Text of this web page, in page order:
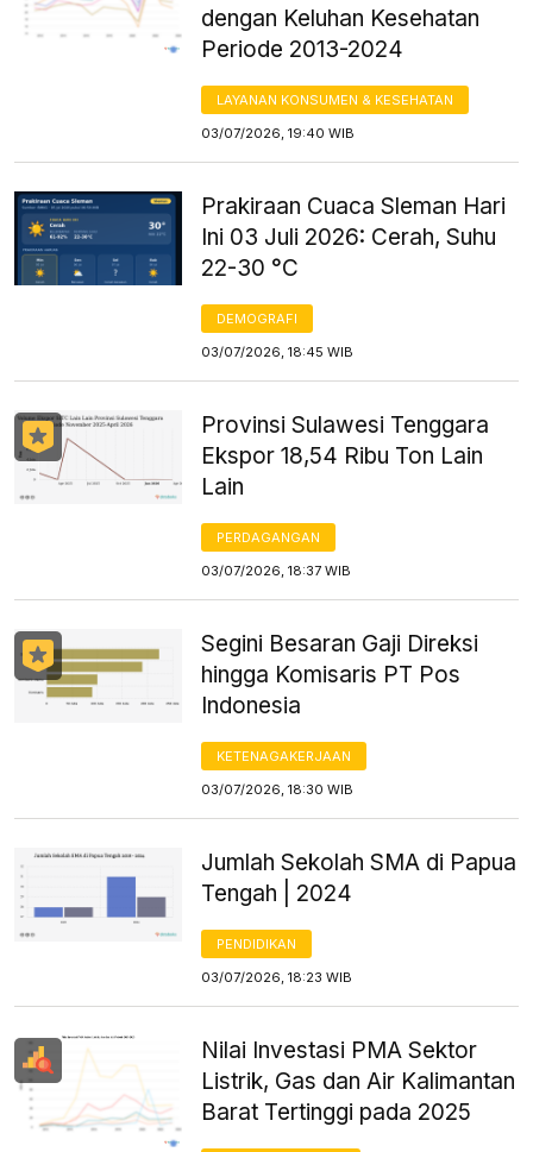
dengan Keluhan Kesehatan
Periode 2013-2024
LAYANAN KONSUMEN & KESEHATAN
03/07/2026, 19:40 WIB
Prakiraan Cuaca Sleman Hari
Ini 03 Juli 2026: Cerah, Suhu
22-30 °C
DEMOGRAFI
03/07/2026, 18:45 WIB
Provinsi Sulawesi Tenggara
Ekspor 18,54 Ribu Ton Lain
Lain
PERDAGANGAN
03/07/2026, 18:37 WIB
Segini Besaran Gaji Direksi
hingga Komisaris PT Pos
Indonesia
KETENAGAKERJAAN
03/07/2026, 18:30 WIB
Jumlah Sekolah SMA di Papua
Tengah | 2024
PENDIDIKAN
03/07/2026, 18:23 WIB
Nilai Investasi PMA Sektor
Listrik, Gas dan Air Kalimantan
Barat Tertinggi pada 2025